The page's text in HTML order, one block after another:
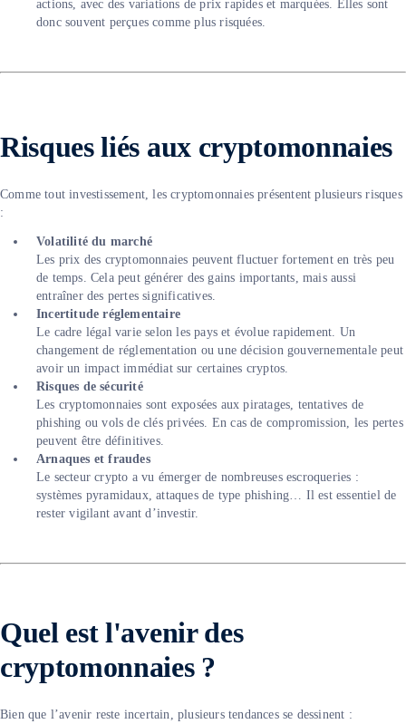
actions, avec des variations de prix rapides et marquées. Elles sont
donc souvent perçues comme plus risquées.
Risques liés aux cryptomonnaies
Comme tout investissement, les cryptomonnaies présentent plusieurs risques
:
Volatilité du marché
Les prix des cryptomonnaies peuvent fluctuer fortement en très peu
de temps. Cela peut générer des gains importants, mais aussi
entraîner des pertes significatives.
Incertitude réglementaire
Le cadre légal varie selon les pays et évolue rapidement. Un
changement de réglementation ou une décision gouvernementale peut
avoir un impact immédiat sur certaines cryptos.
Risques de sécurité
Les cryptomonnaies sont exposées aux piratages, tentatives de
phishing ou vols de clés privées. En cas de compromission, les pertes
peuvent être définitives.
Arnaques et fraudes
Le secteur crypto a vu émerger de nombreuses escroqueries :
systèmes pyramidaux, attaques de type phishing… Il est essentiel de
rester vigilant avant d’investir.
Quel est l'avenir des
cryptomonnaies ?
Bien que l’avenir reste incertain, plusieurs tendances se dessinent :